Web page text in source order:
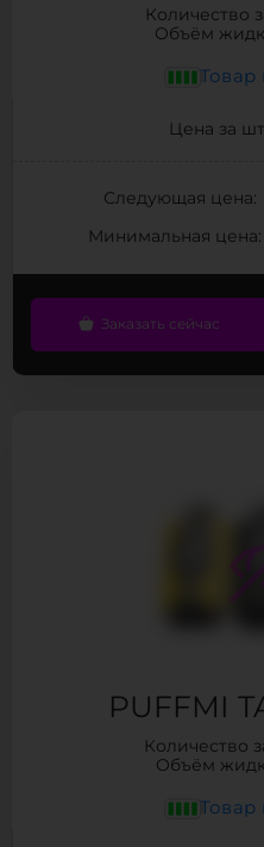
Количество
Объём
Товар
Цена за
Следующая цена:
Минимальная цена:
Заказать сейчас
PUFFMI
Количество
Объём
Товар